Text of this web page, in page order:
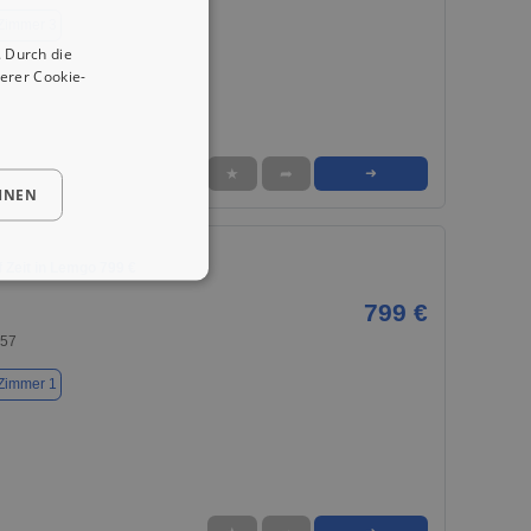
★ ➦ ➜
799 €
1
die
Cookie-